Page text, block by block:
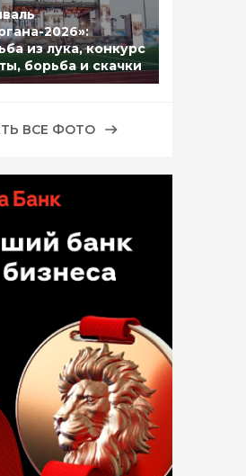
2026»:
из лука, конкурс
борьба и скачки
ВСЕ ФОТО